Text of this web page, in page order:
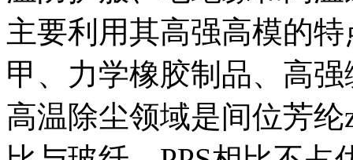
主要利用其高强高模的
甲、力学橡胶制品、高
高温除尘领域是间位芳